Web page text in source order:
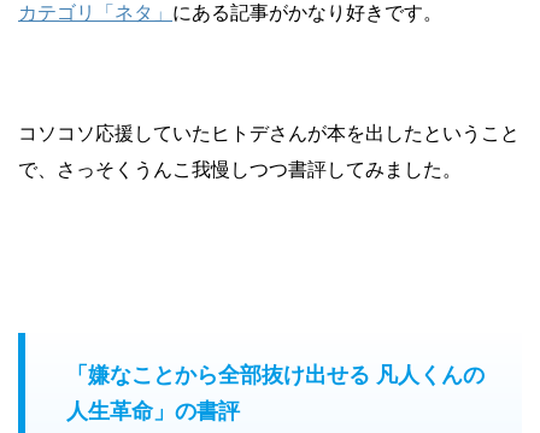
カテゴリ「ネタ」 にある記事がかなり好きです。
コソコソ応援していたヒトデさんが本を出したということ
で、さっそくうんこ我慢しつつ書評してみました。
「嫌なことから全部抜け出せる 凡人くんの
人生革命」の書評